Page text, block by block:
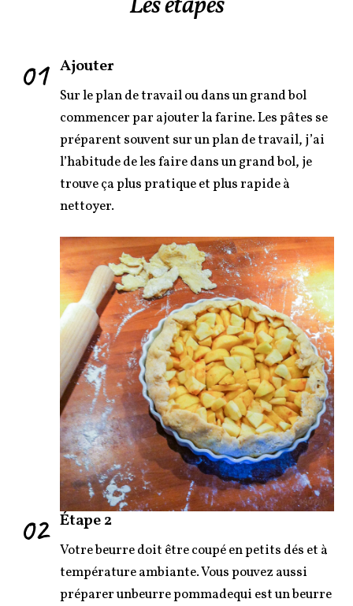
01 Ajouter
Sur le plan de travail ou dans un grand bol
commencer par ajouter la farine. Les pâtes se
préparent souvent sur un plan de travail, j’ai
l’habitude de les faire dans un grand bol, je
trouve ça plus pratique et plus rapide à
nettoyer.
02 Étape 2
Votre beurre doit être coupé en petits dés et à
température ambiante. Vous pouvez aussi
préparer unbeurre pommadequi est un beurre